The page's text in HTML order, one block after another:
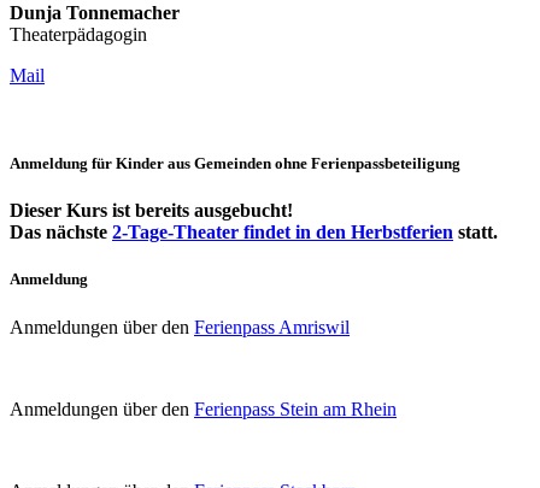
Dunja Tonnemacher
Theaterpädagogin
Mail
Anmeldung für Kinder aus Gemeinden ohne Ferienpassbeteiligung
Dieser Kurs ist bereits ausgebucht!
Das nächste 2-Tage-Theater findet in den Herbstferien statt.
Anmeldung
Anmeldungen über den Ferienpass Amriswil
Anmeldungen über den Ferienpass Stein am Rhein